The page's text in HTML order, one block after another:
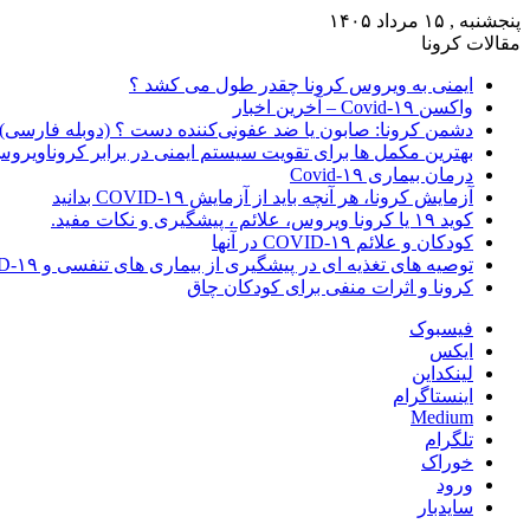
پنجشنبه , ۱۵ مرداد ۱۴۰۵
مقالات کرونا
ایمنی به ویروس کرونا چقدر طول می کشد ؟
واکسن Covid-۱۹ – آخرین اخبار
دشمن کرونا: صابون یا ضد عفونی‌کننده دست ؟ (دوبله فارسی)
بهترین مکمل ها برای تقویت سیستم ایمنی در برابر
درمان بیماری Covid-۱۹
آزمایش کرونا، هر آنچه باید از آزمایش COVID-۱۹ بدانید
کوید ۱۹ یا کرونا ویروس، علائم ، پیشگیری و نکات مفید.
کودکان و علائم COVID-۱۹ در آنها
توصیه های تغذیه ای در پیشگیری از بیماری های تنفسی و COVID-۱۹
کرونا و اثرات منفی برای کودکان چاق
فیسبوک
ایکس
لینکداین
اینستاگرام
Medium
تلگرام
خوراک
ورود
سایدبار